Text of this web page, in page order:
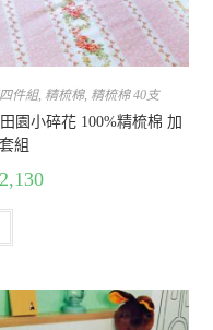
件組, 精梳棉, 精梳棉 40支
園小碎花 100%精梳棉 加
組